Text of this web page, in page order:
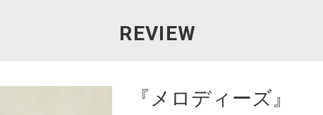
REVIEW
『メロディーズ』